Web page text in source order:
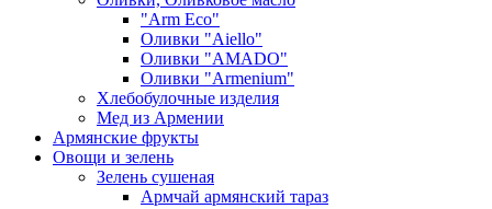
"Arm Eco"
Оливки "Aiello"
Оливки "AMADO"
Оливки "Armenium"
Хлебобулочные изделия
Мед из Армении
Армянские фрукты
Овощи и зелень
Зелень сушеная
Армчай армянский тараз